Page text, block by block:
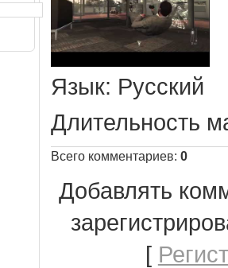
Язык: Русский
Длительность
Всего комментариев: 0
Добавлять
[